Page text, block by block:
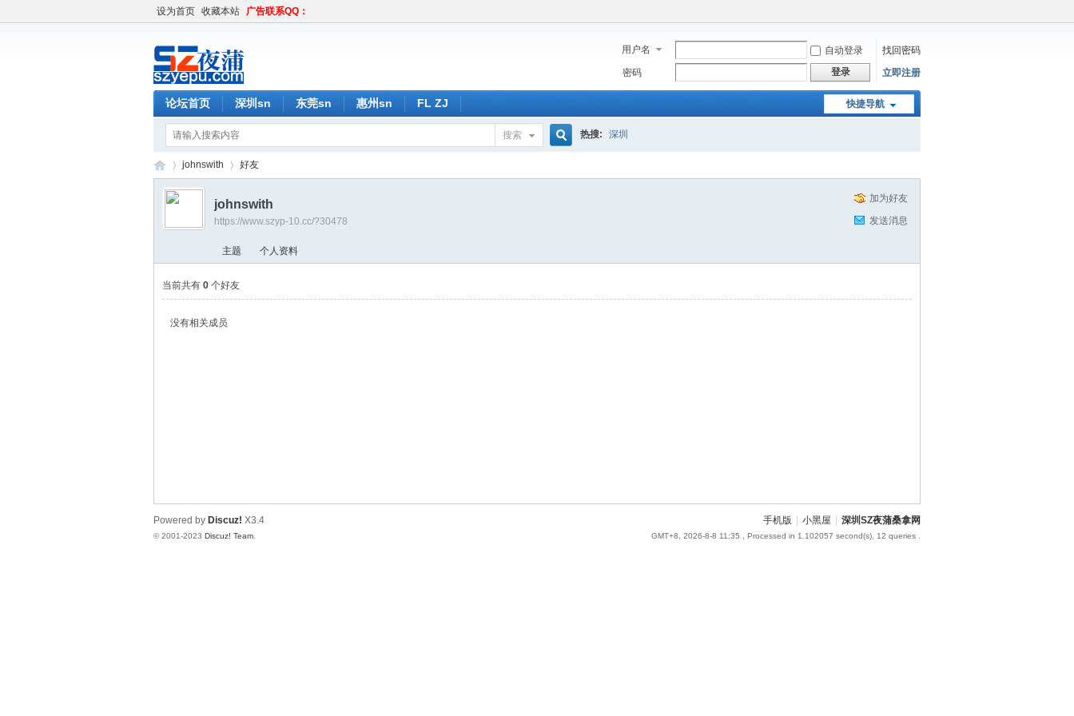
设为首页 收藏本站 广告联系QQ：
用户名 自动登录
找回密码
密码
登录 立即注册
快捷导航
论坛首页 深圳sn 东莞sn 惠州sn FL ZJ
搜索 热搜: 深圳
›
johnswith 好友
加为好友
发送消息
johnswith
https://www.szyp-10.cc/?30478
主题 个人资料
当前共有 0 个好友
没有相关成员
手机版 小黑屋 深圳SZ夜蒲桑拿网
GMT+8, 2026-8-8 11:35 , Processed in 1.102057 second(s), 12 queries .
Powered by Discuz! X3.4
© 2001-2023 Discuz! Team